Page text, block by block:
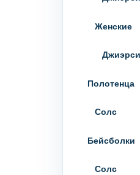
Женские
Джиэрси
Полотенца
Солс
Бейсболки
Солс